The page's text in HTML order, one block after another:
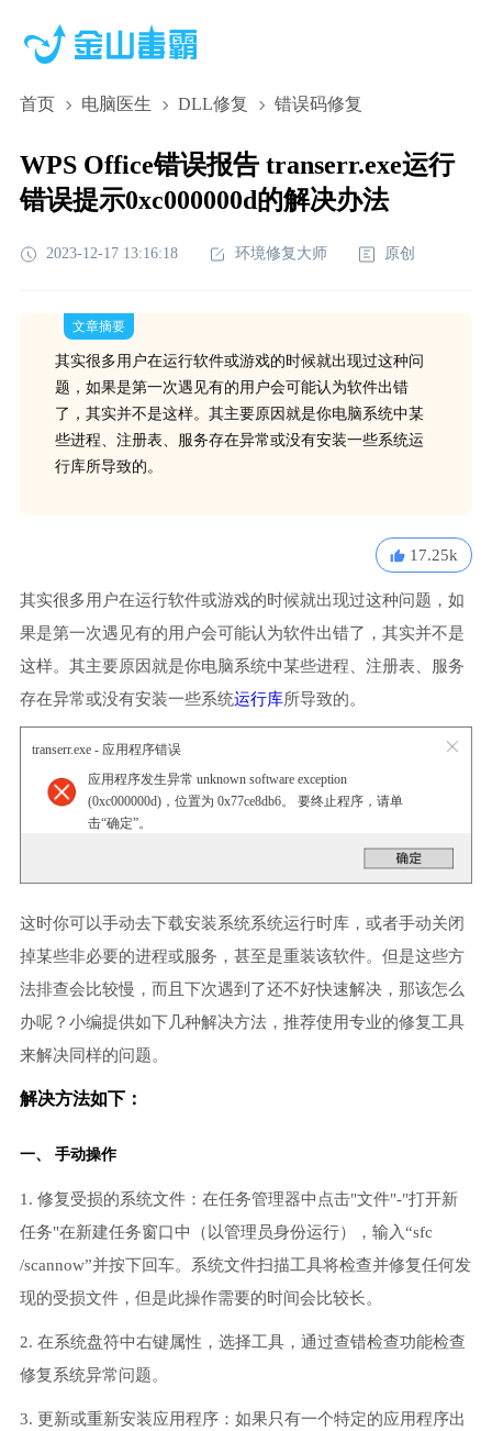
首页 电脑医生 DLL修复 错误码修复
WPS Office错误报告 transerr.exe运行
错误提示0xc000000d的解决办法
2023-12-17 13:16:18 环境修复大师 原创
文章摘要
其实很多用户在运行软件或游戏的时候就出现过这种问
题，如果是第一次遇见有的用户会可能认为软件出错
了，其实并不是这样。其主要原因就是你电脑系统中某
些进程、注册表、服务存在异常或没有安装一些系统运
行库所导致的。
17.25k
其实很多用户在运行软件或游戏的时候就出现过这种问题，如
果是第一次遇见有的用户会可能认为软件出错了，其实并不是
这样。其主要原因就是你电脑系统中某些进程、注册表、服务
存在异常或没有安装一些系统运行库所导致的。
transerr.exe - 应用程序错误
应用程序发生异常 unknown software exception
(0xc000000d)，位置为 0x77ce8db6。 要终止程序，请单
击“确定”。
这时你可以手动去下载安装系统系统运行时库，或者手动关闭
掉某些非必要的进程或服务，甚至是重装该软件。但是这些方
法排查会比较慢，而且下次遇到了还不好快速解决，那该怎么
办呢？小编提供如下几种解决方法，推荐使用专业的修复工具
来解决同样的问题。
解决方法如下：
一、 手动操作
1. 修复受损的系统文件：在任务管理器中点击"文件"-"打开新
任务"在新建任务窗口中（以管理员身份运行），输入“sfc
/scannow”并按下回车。系统文件扫描工具将检查并修复任何发
现的受损文件，但是此操作需要的时间会比较长。
2. 在系统盘符中右键属性，选择工具，通过查错检查功能检查
修复系统异常问题。
3. 更新或重新安装应用程序：如果只有一个特定的应用程序出